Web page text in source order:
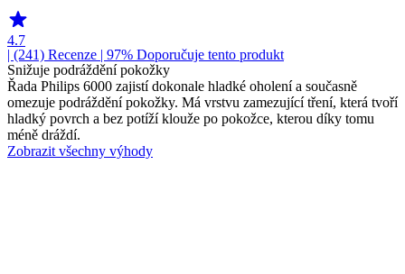
4.7
| (241) Recenze | 97% Doporučuje tento produkt
Snižuje podráždění pokožky
Řada Philips 6000 zajistí dokonale hladké oholení a současně
omezuje podráždění pokožky. Má vrstvu zamezující tření, která tvoří
hladký povrch a bez potíží klouže po pokožce, kterou díky tomu
méně dráždí.
Zobrazit všechny výhody